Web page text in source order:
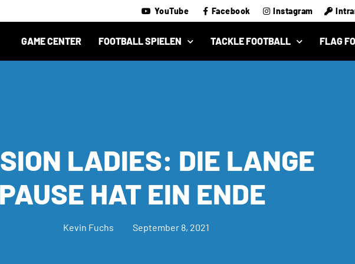
YouTube Facebook Instagram
GAME CENTER FOOTBALL SPIELEN TACKLE FOOTBALL FLAG
LADIES: DIE LANGE
HAT EIN ENDE
Kevin Fuchs September 8, 2021